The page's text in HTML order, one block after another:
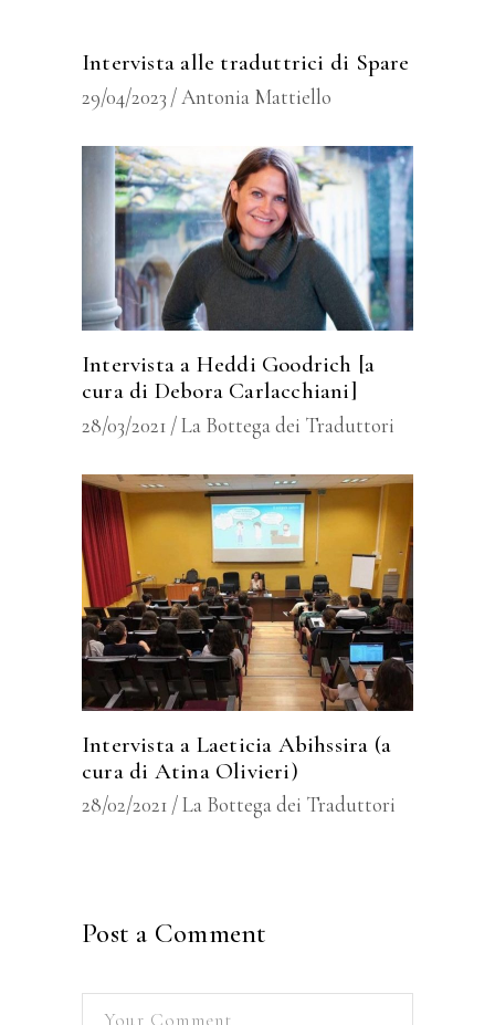
Intervista alle traduttrici di Spare
29/04/2023 Antonia Mattiello
Intervista a Heddi Goodrich [a
cura di Debora Carlacchiani]
28/03/2021 La Bottega dei Traduttori
Intervista a Laeticia Abihssira (a
cura di Atina Olivieri)
28/02/2021 La Bottega dei Traduttori
Post a Comment